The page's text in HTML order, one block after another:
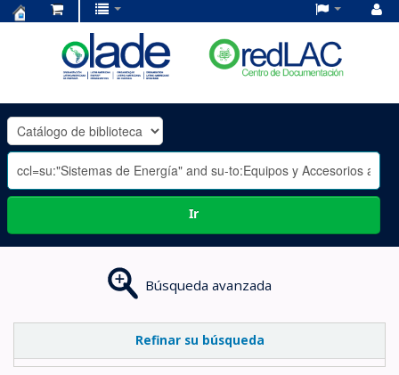
OLADE
-
Ir
Búsqueda avanzada
Refinar su búsqueda